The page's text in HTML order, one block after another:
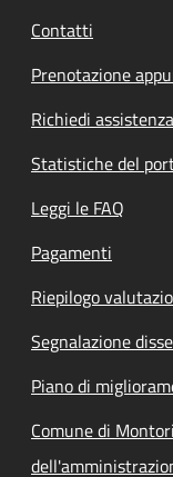
Contatti
Prenotazione
Richiedi assistenza
Statistiche del
Leggi le FAQ
Pagamenti
Riepilogo
Segnalazione
Piano di
Comune di